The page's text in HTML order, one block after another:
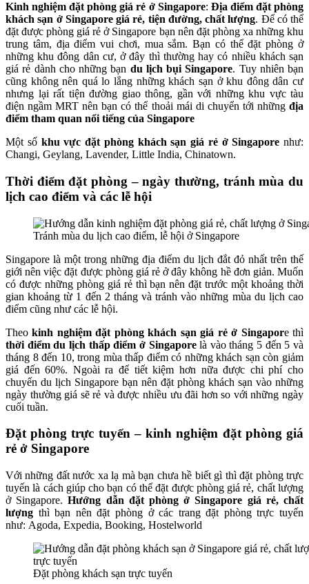
Kinh nghiệm đặt phòng giá rẻ ở Singapore: Địa điểm đặt phòng
khách sạn ở Singapore giá rẻ, tiện đường, chất lượng. Để có thể
đặt được phòng giá rẻ ở Singapore bạn nên đặt phòng xa những khu
trung tâm, địa điểm vui chơi, mua sắm. Bạn có thể đặt phòng ở
những khu đông dân cư, ở đây thì thường hay có nhiều khách sạn
giá rẻ dành cho những bạn du lịch bụi Singapore. Tuy nhiên bạn
cũng không nên quá lo lắng những khách sạn ở khu đông dân cư
nhưng lại rất tiện đường giao thông, gần với những khu vực tàu
điện ngầm MRT nên bạn có thể thoải mái di chuyển tới những địa
điểm tham quan nổi tiếng của Singapore
Một số khu vực đặt phòng khách sạn giá rẻ ở Singapore như:
Changi, Geylang, Lavender, Little India, Chinatown.
Thời điểm đặt phòng – ngày thường, tránh mùa du
lịch cao điểm và các lễ hội
Tránh mùa du lịch cao điểm, lễ hội ở Singapore
Singapore là một trong những địa điểm du lịch đắt đỏ nhất trên thế
giới nên việc đặt được phòng giá rẻ ở đây không hề đơn giản. Muốn
có được những phòng giá rẻ thì bạn nên đặt trước một khoảng thời
gian khoảng từ 1 đến 2 tháng và tránh vào những mùa du lịch cao
điểm cũng như các lễ hội.
Theo kinh nghiệm đặt phòng khách sạn giá rẻ ở Singapore thì
thời điểm du lịch thấp điểm ở Singaporelà vào tháng 5 đến 5 và
tháng 8 đến 10, trong mùa thấp điểm có những khách sạn còn giảm
giá đến 60%. Ngoài ra để tiết kiệm hơn nữa được chi phí cho
chuyến du lịch Singapore bạn nên đặt phòng khách sạn vào những
ngày thường giá sẽ rẻ và được nhiều ưu đãi hơn so với những ngày
cuối tuần.
Đặt phòng trực tuyến – kinh nghiệm đặt phòng giá
rẻ ở Singapore
Với những đất nước xa lạ mà bạn chưa hề biết gì thì đặt phòng trực
tuyến là cách giúp cho bạn có thể đặt được phòng giá rẻ, chất lượng
ở Singapore.Hướng dẫn đặt phòng ở Singapore giá rẻ, chất
lượng thì bạn nên đặt phòng ở các trang đặt phòng trực tuyến
như: Agoda, Expedia, Booking, Hostelworld
Đặt phòng khách sạn trực tuyến